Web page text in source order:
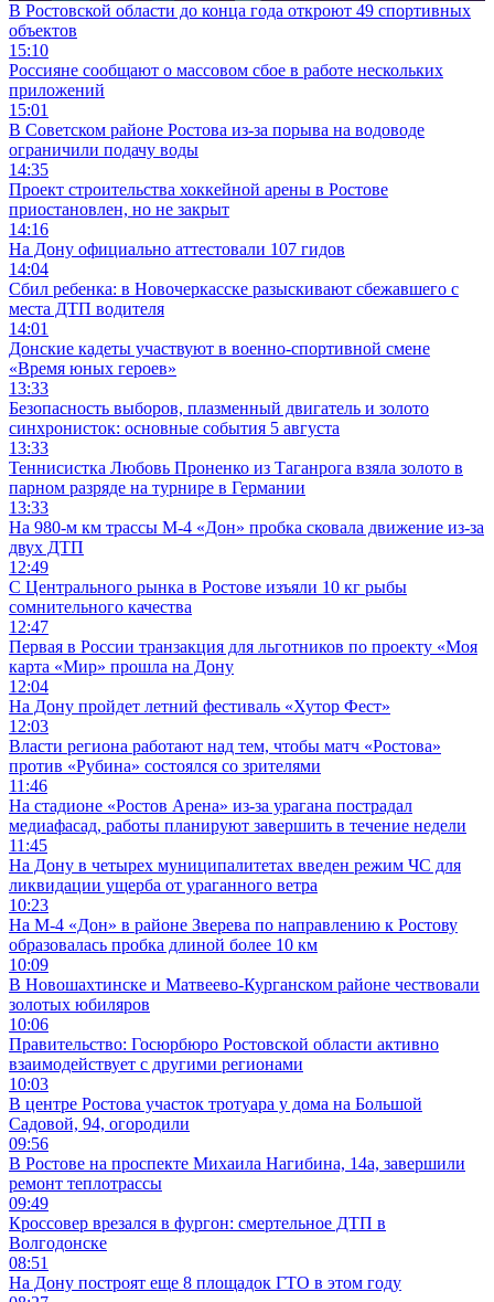
В Ростовской области до конца года откроют 49 спортивных
объектов
15:10
Россияне сообщают о массовом сбое в работе нескольких
приложений
15:01
В Советском районе Ростова из-за порыва на водоводе
ограничили подачу воды
14:35
Проект строительства хоккейной арены в Ростове
приостановлен, но не закрыт
14:16
На Дону официально аттестовали 107 гидов
14:04
Сбил ребенка: в Новочеркасске разыскивают сбежавшего с
места ДТП водителя
14:01
Донские кадеты участвуют в военно-спортивной смене
«Время юных героев»
13:33
Безопасность выборов, плазменный двигатель и золото
синхронисток: основные события 5 августа
13:33
Теннисистка Любовь Проненко из Таганрога взяла золото в
парном разряде на турнире в Германии
13:33
На 980‑м км трассы М‑4 «Дон» пробка сковала движение из-за
двух ДТП
12:49
С Центрального рынка в Ростове изъяли 10 кг рыбы
сомнительного качества
12:47
Первая в России транзакция для льготников по проекту «Моя
карта «Мир» прошла на Дону
12:04
На Дону пройдет летний фестиваль «Хутор Фест»
12:03
Власти региона работают над тем, чтобы матч «Ростова»
против «Рубина» состоялся со зрителями
11:46
На стадионе «Ростов Арена» из-за урагана пострадал
медиафасад, работы планируют завершить в течение недели
11:45
На Дону в четырех муниципалитетах введен режим ЧС для
ликвидации ущерба от ураганного ветра
10:23
На М-4 «Дон» в районе Зверева по направлению к Ростову
образовалась пробка длиной более 10 км
10:09
В Новошахтинске и Матвеево-Курганском районе чествовали
золотых юбиляров
10:06
Правительство: Госюрбюро Ростовской области активно
взаимодействует с другими регионами
10:03
В центре Ростова участок тротуара у дома на Большой
Садовой, 94, огородили
09:56
В Ростове на проспекте Михаила Нагибина, 14а, завершили
ремонт теплотрассы
09:49
Кроссовер врезался в фургон: смертельное ДТП в
Волгодонске
08:51
На Дону построят еще 8 площадок ГТО в этом году